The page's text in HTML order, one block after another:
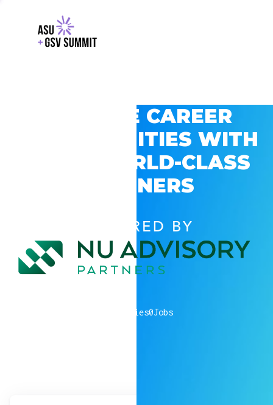
EXPLORE CAREER
OPPORTUNITIES WITH
GSV’S WORLD-CLASS
PARTNERS
POWERED BY
companies0Jobs